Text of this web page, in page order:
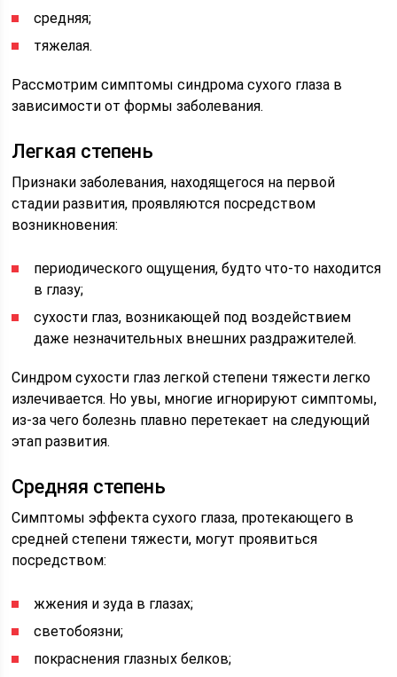
средняя;
тяжелая.
Рассмотрим симптомы синдрома сухого глаза в
зависимости от формы заболевания.
Легкая степень
Признаки заболевания, находящегося на первой
стадии развития, проявляются посредством
возникновения:
периодического ощущения, будто что-то находится
в глазу;
сухости глаз, возникающей под воздействием
даже незначительных внешних раздражителей.
Синдром сухости глаз легкой степени тяжести легко
излечивается. Но увы, многие игнорируют симптомы,
из-за чего болезнь плавно перетекает на следующий
этап развития.
Средняя степень
Симптомы эффекта сухого глаза, протекающего в
средней степени тяжести, могут проявиться
посредством:
жжения и зуда в глазах;
светобоязни;
покраснения глазных белков;